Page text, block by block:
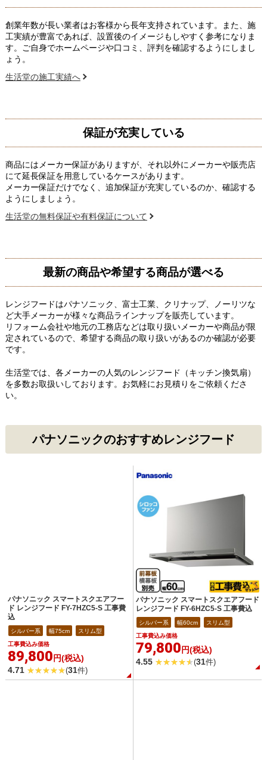
創業年数が長い業者はお客様から長年支持されています。また、施
工実績が豊富であれば、設置後のイメージもしやすく参考になりま
す。ご自身でホームページや口コミ、評判を確認するようにしまし
ょう。
生活堂の施工実績へ
保証が充実している
商品にはメーカー保証がありますが、それ以外にメーカーや販売店
にて延長保証を用意しているケースがあります。
メーカー保証だけでなく、追加保証が充実しているのか、確認する
ようにしましょう。
生活堂の無料保証や有料保証について
最新の商品や希望する商品が選べる
レンジフードはパナソニック、富士工業、クリナップ、ノーリツな
ど大手メーカーが様々な商品ラインナップを販売しています。
リフォーム会社や地元の工務店などは取り扱いメーカーや商品が限
定されているので、希望する商品の取り扱いがあるのか確認が必要
です。
生活堂では、各メーカーの人気のレンジフード（キッチン換気扇）
を多数お取扱いしております。お気軽にお見積りをご依頼くださ
い。
パナソニックのおすすめレンジフード
パナソニック スマートスクエアフー
ド レンジフード FY-7HZC5-S 工事費
込
シルバー系 幅75cm
スリム型
工事費込み価格
89,800 円(税込)
4.71
(31件)
パナソニック スマートスクエアフード
レンジフード FY-6HZC5-S 工事費込
シルバー系 幅60cm
スリム型
工事費込み価格
79,800 円(税込)
4.55
(31件)